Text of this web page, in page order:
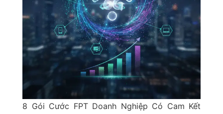
8 Gói Cước FPT Doanh Nghiệp Có Cam Kết